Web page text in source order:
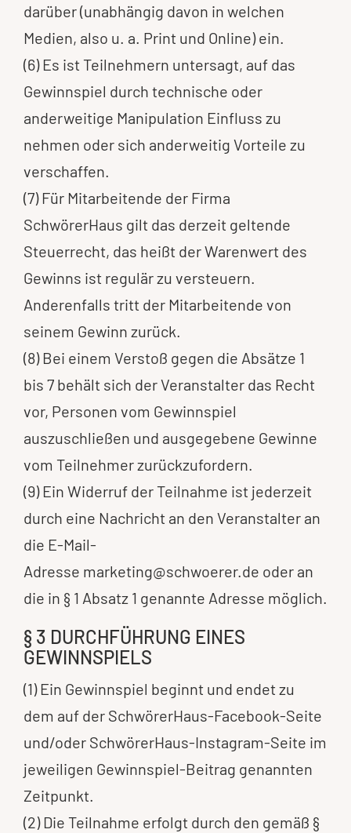
darüber (unabhängig davon in welchen
Medien, also u. a. Print und Online) ein.
(6) Es ist Teilnehmern untersagt, auf das
Gewinnspiel durch technische oder
anderweitige Manipulation Einfluss zu
nehmen oder sich anderweitig Vorteile zu
verschaffen.
(7) Für Mitarbeitende der Firma
SchwörerHaus gilt das derzeit geltende
Steuerrecht, das heißt der Warenwert des
Gewinns ist regulär zu versteuern.
Anderenfalls tritt der Mitarbeitende von
seinem Gewinn zurück.
(8) Bei einem Verstoß gegen die Absätze 1
bis 7 behält sich der Veranstalter das Recht
vor, Personen vom Gewinnspiel
auszuschließen und ausgegebene Gewinne
vom Teilnehmer zurückzufordern.
(9) Ein Widerruf der Teilnahme ist jederzeit
durch eine Nachricht an den Veranstalter an
die E-Mail-
Adresse marketing@schwoerer.de oder an
die in § 1 Absatz 1 genannte Adresse möglich.
§ 3 DURCHFÜHRUNG EINES
GEWINNSPIELS
(1) Ein Gewinnspiel beginnt und endet zu
dem auf der SchwörerHaus-Facebook-Seite
und/oder SchwörerHaus-Instagram-Seite im
jeweiligen Gewinnspiel-Beitrag genannten
Zeitpunkt.
(2) Die Teilnahme erfolgt durch den gemäß §